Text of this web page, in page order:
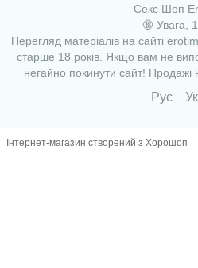
Секс Шоп
🔞 Увага,
Перегляд матеріалів на сайті
старше 18 років. Якщо вам не
негайно покинути сайт! Продажі
Рус
Інтернет-магазин створений з Хорошоп